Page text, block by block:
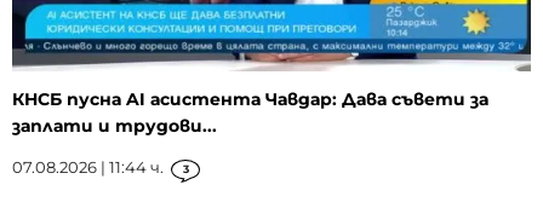
КНСБ пусна AI асистента Чавдар: Дава съвети за
заплати и трудови...
07.08.2026 | 11:44 ч. 3